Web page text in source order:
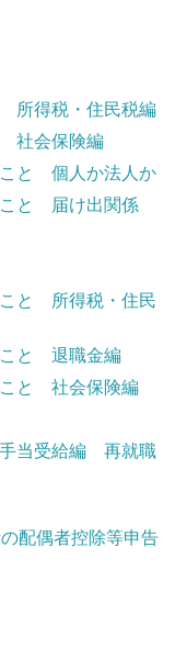
所得税・住民税編
社会保険編
こと 個人か法人か
こと 届け出関係
こと 所得税・住民
こと 退職金編
こと 社会保険編
当受給編 再就職
配偶者控除等申告